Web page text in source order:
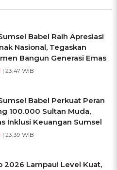
Babel Raih Apresiasi
Nasional, Tegaskan
Bangun Generasi Emas
| 23:47 WIB
Babel Perkuat Peran
100.000 Sultan Muda,
Inklusi Keuangan Sumsel
| 23:39 WIB
2026 Lampaui Level Kuat,